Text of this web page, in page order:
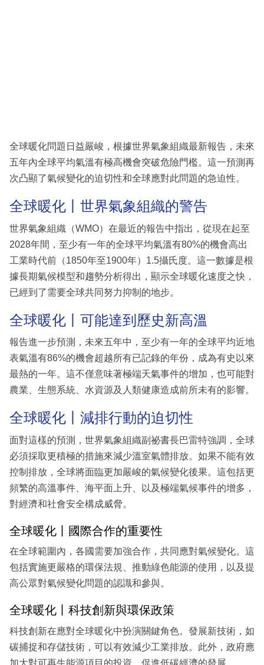
全球暖化問題日益嚴峻，根據世界氣象組織最新報告，未來
五年內全球平均氣溫有極高機會突破危險門檻。這一預測再
次凸顯了氣候變化的迫切性和全球應對此問題的急迫性。
全球暖化丨世界氣象組織的警告
世界氣象組織（WMO）在最近的報告中指出，從現在起至
2028年間，至少有一年的全球平均氣溫有80%的機會高出
工業時代前（1850年至1900年）1.5攝氏度。這一數據是根
據長期氣候模型和趨勢分析得出，顯示全球暖化速度之快，
已經到了需要全球共同努力抑制的地步。
全球暖化丨可能達到歷史新高溫
報告進一步預測，未來五年中，至少有一年的全球平均近地
表氣溫有86%的機會超越所有已記錄的年份，成為有史以來
最熱的一年。這不僅意味著極端天氣事件的增加，也可能對
農業、生態系統、水資源及人類健康造成前所未有的影響。
全球暖化丨減排行動的迫切性
面對這樣的預測，世界氣象組織副祕書長巴雷特強調，全球
必須採取更積極的措施來減少溫室氣體排放。如果不能有效
控制排放，全球將面臨更加嚴峻的氣候變化後果。這包括更
頻繁的高溫事件、海平面上升、以及極端氣候事件的增多，
對經濟和社會安全構成威脅。
全球暖化丨國際合作的重要性
在全球範圍內，各國需要加強合作，共同應對氣候變化。這
包括實施更嚴格的環保法規、推動綠色能源的使用，以及提
高公眾對氣候變化問題的認識和參與。
全球暖化丨科技創新與環保政策
科技創新在應對全球暖化中扮演關鍵角色。發展新技術，如
碳捕捉和存儲技術，可以有效減少工業排放。此外，政府應
加大對可再生能源項目的投資，促進低碳經濟的發展。